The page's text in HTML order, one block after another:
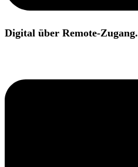
Digital über Remote-Zugang.